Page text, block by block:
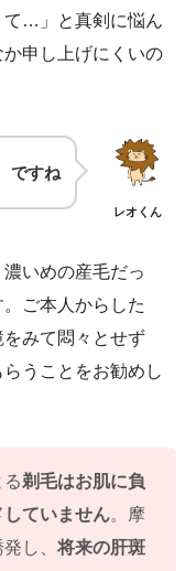
…」と真剣に悩ん
申し上げにくいの
レオくん
ですね
いめの産毛だっ
ご本人からした
みて悶々とせず
うことをお勧めし
剃毛はお肌に負
していません。摩
発し、将来の肝斑